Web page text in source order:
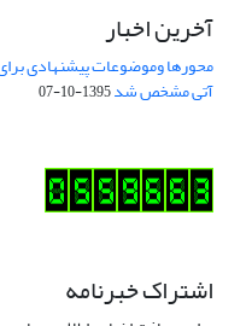
آخرین اخبار
محورها وموضوعات پیشنهادی
آتی مشخص شد1395-10-07
اشتراک خبرنامه